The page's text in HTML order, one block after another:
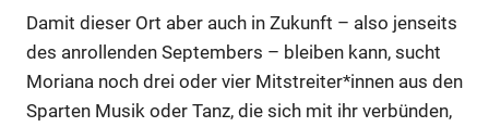
Anzeige
Anzeige
Anzeige
Damit dieser Ort aber auch in Zukunft – also jenseits
des anrollenden Septembers – bleiben kann, sucht
Moriana noch drei oder vier Mitstreiter*innen aus den
Sparten Musik oder Tanz, die sich mit ihr verbünden,